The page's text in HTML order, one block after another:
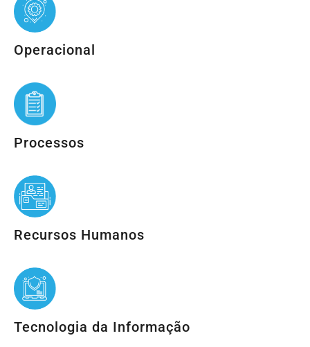
Operacional
Processos
Recursos Humanos
Tecnologia da Informação